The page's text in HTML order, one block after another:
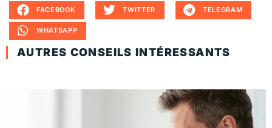
FACEBOOK TWITTER TELEGRAM
WHATSAPP
AUTRES CONSEILS INTÉRESSANTS